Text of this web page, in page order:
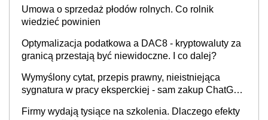
Umowa o sprzedaż płodów rolnych. Co rolnik
wiedzieć powinien
Optymalizacja podatkowa a DAC8 - kryptowaluty za
granicą przestają być niewidoczne. I co dalej?
Wymyślony cytat, przepis prawny, nieistniejąca
sygnatura w pracy eksperckiej - sam zakup ChatGPT
Firmy wydają tysiące na szkolenia. Dlaczego efekty